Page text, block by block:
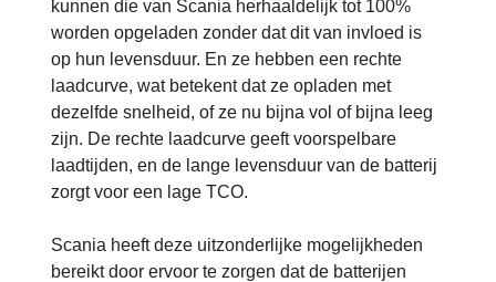
kunnen die van Scania herhaaldelijk tot 100%
worden opgeladen zonder dat dit van invloed is
op hun levensduur. En ze hebben een rechte
laadcurve, wat betekent dat ze opladen met
dezelfde snelheid, of ze nu bijna vol of bijna leeg
zijn. De rechte laadcurve geeft voorspelbare
laadtijden, en de lange levensduur van de batterij
zorgt voor een lage TCO.
Scania heeft deze uitzonderlijke mogelijkheden
bereikt door ervoor te zorgen dat de batterijen